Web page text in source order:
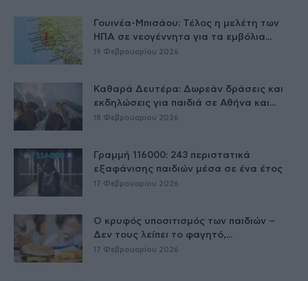
Γουινέα-Μπισάου: Τέλος η μελέτη των
ΗΠΑ σε νεογέννητα για τα εμβόλια...
19 Φεβρουαρίου 2026
Καθαρά Δευτέρα: Δωρεάν δράσεις και
εκδηλώσεις για παιδιά σε Αθήνα και...
18 Φεβρουαρίου 2026
Γραμμή 116000: 243 περιστατικά
εξαφάνισης παιδιών μέσα σε ένα έτος
17 Φεβρουαρίου 2026
Ο κρυφός υποσιτισμός των παιδιών –
Δεν τους λείπει το φαγητό,...
17 Φεβρουαρίου 2026